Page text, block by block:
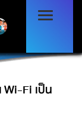
FI เป็น
Fi เป็น